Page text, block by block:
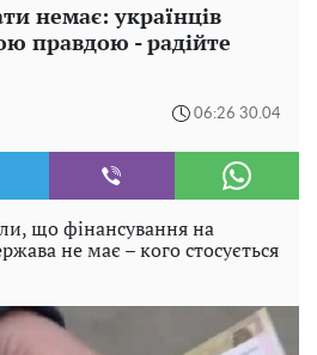
немає: українців
правдою - радійте
06:26 30.04
що фінансування на
не має – кого стосується